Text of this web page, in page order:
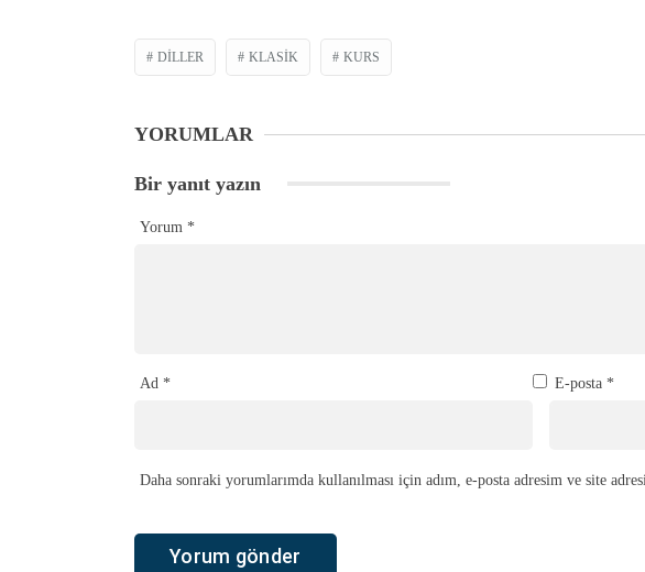
DILLER KLASIK KURS
YORUMLAR
Bir yanıt yazın
Yorum *
Ad * E-posta *
Daha sonraki yorumlarımda kullanılması için adım, e-posta adresim ve site